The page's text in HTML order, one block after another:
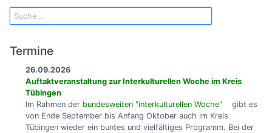
Termine
26.09.2026
Auftaktveranstaltung zur Interkulturellen Woche im Kreis
Tübingen
Im Rahmen der bundesweiten "interkulturellen Woche"
gibt es
von Ende September bis Anfang Oktober auch im Kreis
Tübingen wieder ein buntes und vielfältiges Programm. Bei der